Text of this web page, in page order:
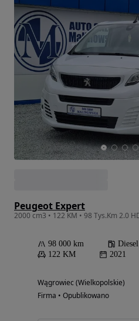
Peugeot Expert
98 000 km Diesel
122 KM
2021
Wągrowiec (Wielkopolskie)
Firma • Opublikowano